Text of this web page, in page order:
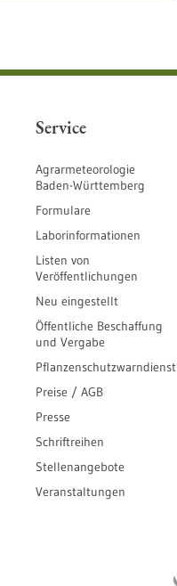
Service
Agrarmeteorologie
Baden-Württemberg
Formulare
Laborinformationen
Listen von
Veröffentlichungen
Neu eingestellt
Öffentliche Beschaffung
und Vergabe
Pflanzenschutzwarndienst
Preise / AGB
Presse
Schriftreihen
Stellenangebote
Veranstaltungen